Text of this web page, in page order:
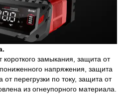
замыкания, защита от
напряжения, защита
перегрузки по току, защита от
из огнеупорного материала.